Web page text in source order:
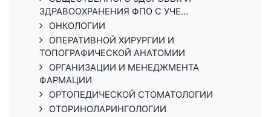
ЗДРАВООХРАНЕНИЯ ФПО С УЧЕ...
ОНКОЛОГИИ
ОПЕРАТИВНОЙ ХИРУРГИИ И
ТОПОГРАФИЧЕСКОЙ АНАТОМИИ
ОРГАНИЗАЦИИ И МЕНЕДЖМЕНТА
ФАРМАЦИИ
ОРТОПЕДИЧЕСКОЙ СТОМАТОЛОГИИ
ОТОРИНОЛАРИНГОЛОГИИ